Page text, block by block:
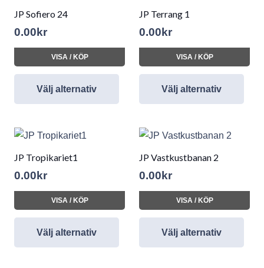
JP Sofiero 24
0.00 kr
VISA / KÖP
Välj alternativ
JP Terrang 1
0.00 kr
VISA / KÖP
Välj alternativ
JP Tropikariet1
0.00 kr
VISA / KÖP
Välj alternativ
JP Vastkustbanan 2
0.00 kr
VISA / KÖP
Välj alternativ